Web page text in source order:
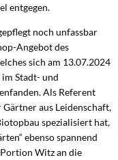
entgegen.
noch unfassbar
Angebot des
sich am 13.07.2024
Stadt- und
Als Referent
aus Leidenschaft,
spezialisiert hat,
ebenso spannend
Witz an die